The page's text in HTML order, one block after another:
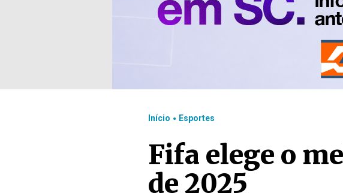
Início . Esportes
Fifa elege o
de 2025